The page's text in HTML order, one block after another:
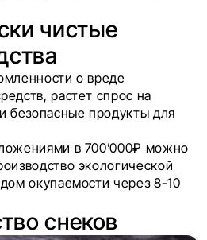
чистые
о вреде
растет спрос на
безопасные продукты для
в 700’000₽ можно
экологической
окупаемости через 8-10
снеков